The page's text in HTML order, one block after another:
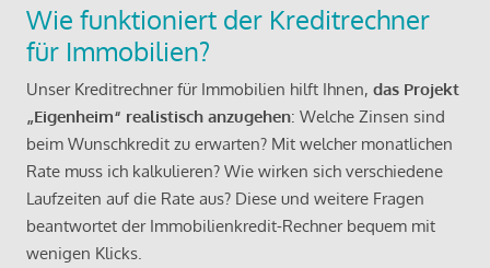
Wie funktioniert der Kreditrechner
für Immobilien?
Unser Kreditrechner für Immobilien hilft Ihnen, das Projekt
„Eigenheim“ realistisch anzugehen: Welche Zinsen sind
beim Wunschkredit zu erwarten? Mit welcher monatlichen
Rate muss ich kalkulieren? Wie wirken sich verschiedene
Laufzeiten auf die Rate aus? Diese und weitere Fragen
beantwortet der Immobilienkredit-Rechner bequem mit
wenigen Klicks.